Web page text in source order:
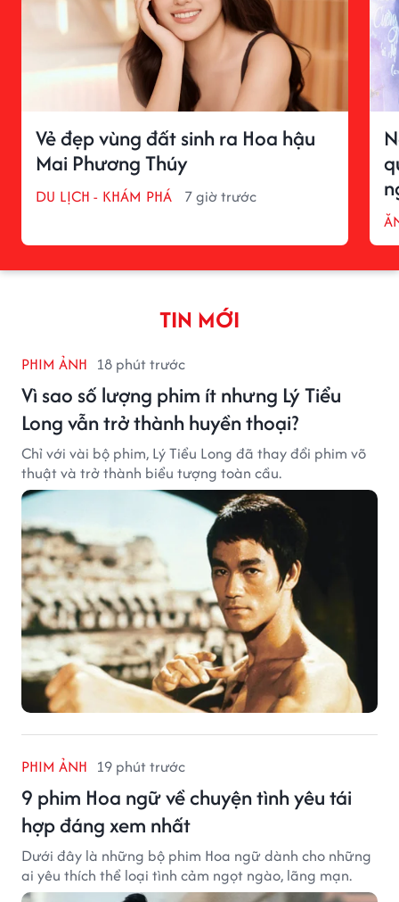
Vẻ đẹp vùng đất sinh ra Hoa hậu
Mai Phương Thúy
DU LỊCH - KHÁM PHÁ 7 giờ trước
TIN MỚI
PHIM ẢNH 18 phút trước
Vì sao số lượng phim ít nhưng Lý Tiểu
Long vẫn trở thành huyền thoại?
Chỉ với vài bộ phim, Lý Tiểu Long đã thay đổi phim võ
thuật và trở thành biểu tượng toàn cầu.
PHIM ẢNH 19 phút trước
9 phim Hoa ngữ về chuyện tình yêu tái
hợp đáng xem nhất
Dưới đây là những bộ phim Hoa ngữ dành cho những
ai yêu thích thể loại tình cảm ngọt ngào, lãng mạn.